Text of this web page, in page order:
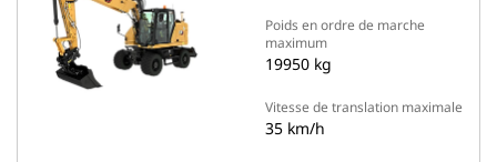
Poids en ordre de marche
maximum
19950 kg
Vitesse de translation maximale
35 km/h